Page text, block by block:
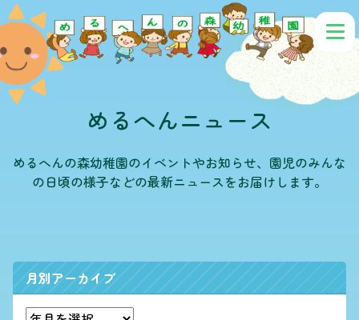
めるへんニュース
めるへんの森幼稚園のイベントやお知らせ、園児のみんな
の日頃の様子などの最新ニュースをお届けします。
月別アーカイブ